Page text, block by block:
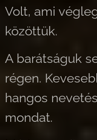
Volt, ami
közöttük.
A barátságuk
régen.
hangos
mondat.